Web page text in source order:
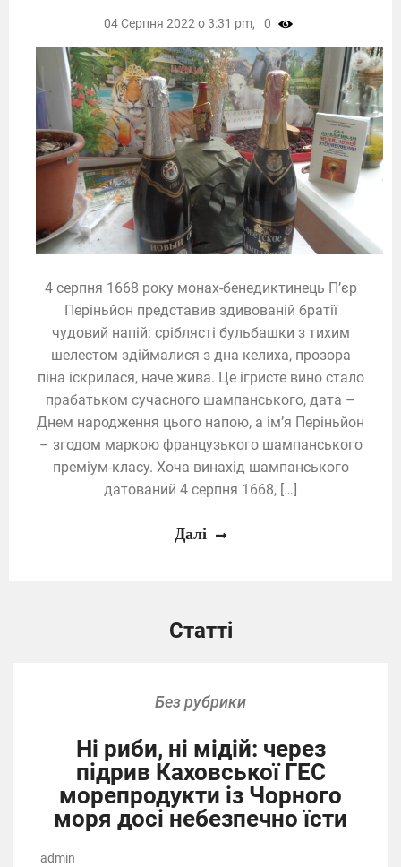
4 серпня 1668 року монах-бенедиктинець П’єр
Періньйон представив здивованій братії
чудовий напій: сріблясті бульбашки з тихим
шелестом здіймалися з дна келиха, прозора
піна іскрилася, наче жива. Це ігристе вино стало
прабатьком сучасного шампанського, дата –
Днем народження цього напою, а ім’я Періньйон
– згодом маркою французького шампанського
преміум-класу. Хоча винахід шампанського
датований 4 серпня 1668, […]
04 Серпня 2022 о 3:31 pm, 0
Далі
Статті
Без рубрики
Ні риби, ні мідій: через
підрив Каховської ГЕС
морепродукти із Чорного
моря досі небезпечно їсти
admin